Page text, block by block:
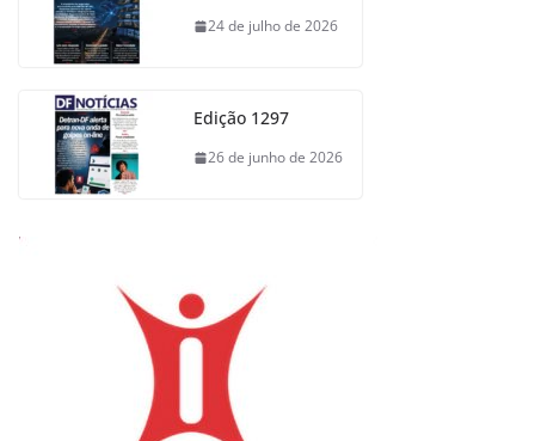
24 de julho de 2026
Edição 1297
26 de junho de 2026